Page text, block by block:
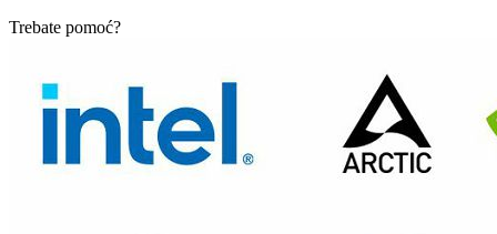
Trebate pomoć?